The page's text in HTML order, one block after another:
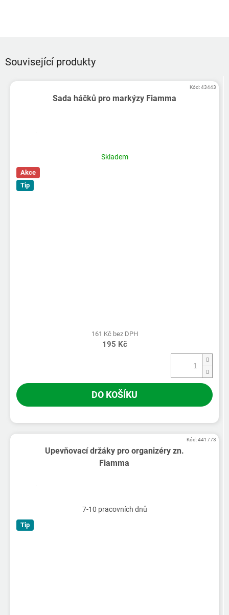
Související produkty
Sada háčků pro markýzy Fiamma
Skladem
Akce
Tip
161 Kč bez DPH
195 Kč
DO KOŠÍKU
Kód:43443
Upevňovací držáky pro organizéry zn.
Fiamma
7-10 pracovních dnů
Tip
Kód:441773